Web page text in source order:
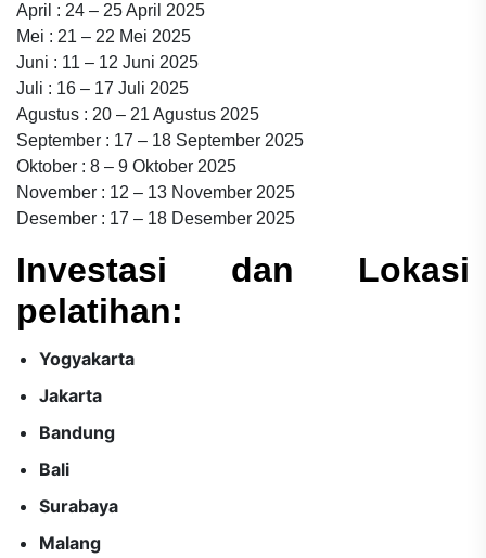
April : 24 – 25 April 2025
Mei : 21 – 22 Mei 2025
Juni : 11 – 12 Juni 2025
Juli : 16 – 17 Juli 2025
Agustus : 20 – 21 Agustus 2025
September : 17 – 18 September 2025
Oktober : 8 – 9 Oktober 2025
November : 12 – 13 November 2025
Desember : 17 – 18 Desember 2025
Investasi dan Lokasi
pelatihan:
Yogyakarta
Jakarta
Bandung
Bali
Surabaya
Malang